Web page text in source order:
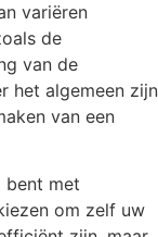
variëren
de
van de
het algemeen zijn
van een
bent met
om zelf uw